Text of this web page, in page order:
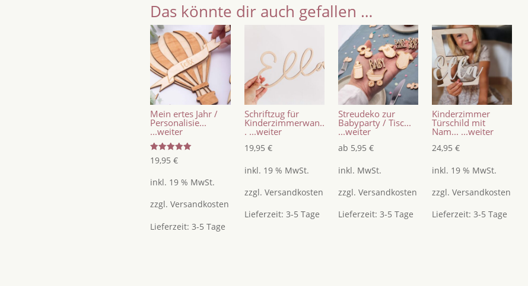
Taufe
oder
Geburt,
Kiste
mit
Name
und
Geburtsdaten
mit
Waldtieren
Menge
Das könnte dir auch gefallen …
Mein ertes Jahr /
Personalisie...
...weiter
Bewertet
mit
von 5
19,95€
inkl. 19 % MwSt.
zzgl.Versandkosten
Lieferzeit:3-5 Tage
Schriftzug für
Kinderzimmerwan..
. ...weiter
19,95 €
inkl. 19 % MwSt.
zzgl. Versandkosten
Lieferzeit: 3-5 Tage
Streudeko zur
Babyparty / Tisc...
...weiter
ab 5,95 €
inkl. MwSt.
zzgl. Versandkosten
Lieferzeit: 3-5 Tage
Kinderzimmer
Türschild mit
Nam... ...weiter
24,95€
inkl. 19 % MwSt.
zzgl.Versandkosten
Lieferzeit:3-5 Tage